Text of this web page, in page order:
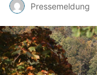
Pressemeldung